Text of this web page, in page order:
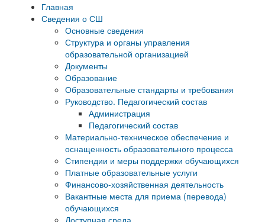
Главная
Сведения о СШ
Основные сведения
Структура и органы управления
образовательной организацией
Документы
Образование
Образовательные стандарты и требования
Руководство. Педагогический состав
Администрация
Педагогический состав
Материально-техническое обеспечение и
оснащенность образовательного процесса
Стипендии и меры поддержки обучающихся
Платные образовательные услуги
Финансово-хозяйственная деятельность
Вакантные места для приема (перевода)
обучающихся
Доступная среда